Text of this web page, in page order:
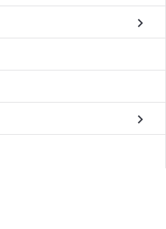
chevron_right
chevron_right